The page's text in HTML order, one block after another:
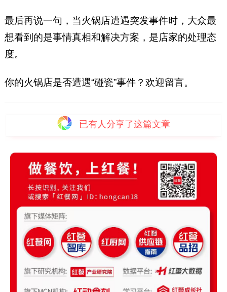
最后再说一句，当火锅店遭遇突发事件时，大众最
想看到的是事情真相和解决方案，是店家的处理态
度。
你的火锅店是否遭遇“碰瓷”事件？欢迎留言。
已有 人分享了这篇文章